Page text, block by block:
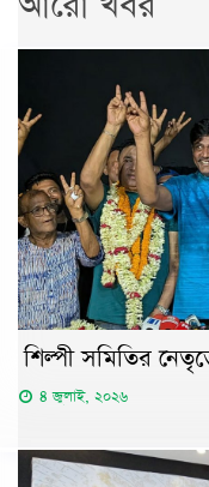
শিল্পী সমিতির
৪ জুলাই, ২০২৬